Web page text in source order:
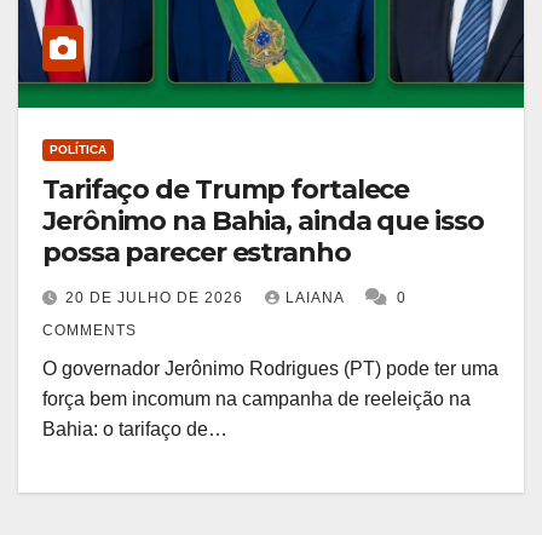
POLÍTICA
Tarifaço de Trump fortalece
Jerônimo na Bahia, ainda que isso
possa parecer estranho
20 DE JULHO DE 2026 LAIANA
0
COMMENTS
O governador Jerônimo Rodrigues (PT) pode ter uma
força bem incomum na campanha de reeleição na
Bahia: o tarifaço de…